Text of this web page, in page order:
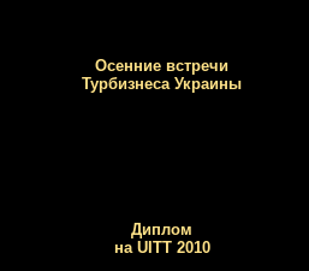
Осенние встречи
Турбизнеса Украины
Диплом
на UITT 2010